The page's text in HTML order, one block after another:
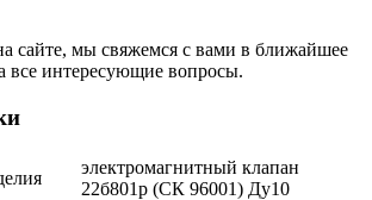
сайте, мы свяжемся с вами в ближайшее
все интересующие вопросы.
электромагнитный клапан
22б801р (СК 96001) Ду10